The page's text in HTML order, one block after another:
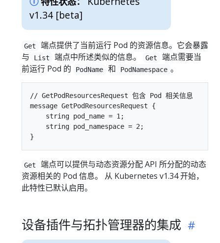
v1.34 [beta]
Get
端点提供了当前运行 Pod 的资源信息。它会暴露
与
List 端点中所述类似的信息。 Get
端点需要当
前运行 Pod 的
PodName 和 PodNamespace 。
// GetPodResourcesRequest 包含 Pod 相关信息
message GetPodResourcesRequest {
    string pod_name = 1;
    string pod_namespace = 2;
Get
端点可以提供与动态资源分配 API 所分配的动态
资源相关的 Pod 信息。 从 Kubernetes v1.34 开始，
此特性已默认启用。
设备插件与拓扑管理器的集成